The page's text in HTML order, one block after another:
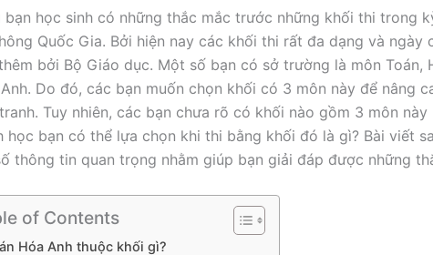
bạn học sinh có những thắc mắc trước những khối thi trong
Quốc Gia. Bởi hiện nay các khối thi rất đa dạng và ngày
bởi Bộ Giáo dục. Một số bạn có sở trường là môn Toán,
Do đó, các bạn muốn chọn khối có 3 môn này để nâng
Tuy nhiên, các bạn chưa rõ có khối nào gồm 3 môn này
học bạn có thể lựa chọn khi thi bằng khối đó là gì? Bài viết
thông tin quan trọng nhằm giúp bạn giải đáp được những
of Contents
Hóa Anh thuộc khối gì?